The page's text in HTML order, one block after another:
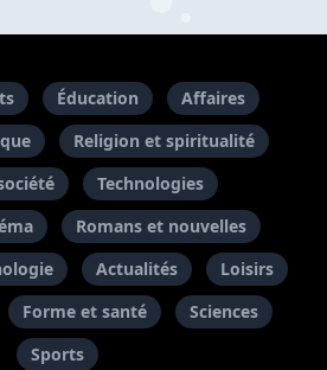
Éducation
Affaires
Religion et spiritualité
Technologies
Romans et nouvelles
Actualités
Loisirs
Forme et santé
Sciences
Sports